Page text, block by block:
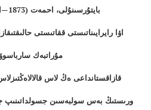
بايتۇرسىنۇلى، احمەت (1873—احمەتجج.)(1873—1938جج)
اۋا رايرايىناتىستى ققاتىستى
مۇراتبەك
قازاقستانداعى ەڭ لاس قالالاەڭتىزلاس
ورىستىڭ بەس سولبەسىن جسولداتىنىپ